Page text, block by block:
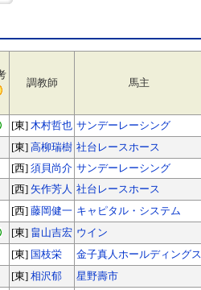
調教師 馬主
[東] 木村哲也 サンデーレーシング
[東] 高柳瑞樹 社台レースホース
[西] 須貝尚介 サンデーレーシング
[西] 矢作芳人 社台レースホース
[西] 藤岡健一 キャピタル・システム
[東] 畠山吉宏 ウイン
[東] 国枝栄
金子真人ホールディングス
[東] 相沢郁
星野壽市